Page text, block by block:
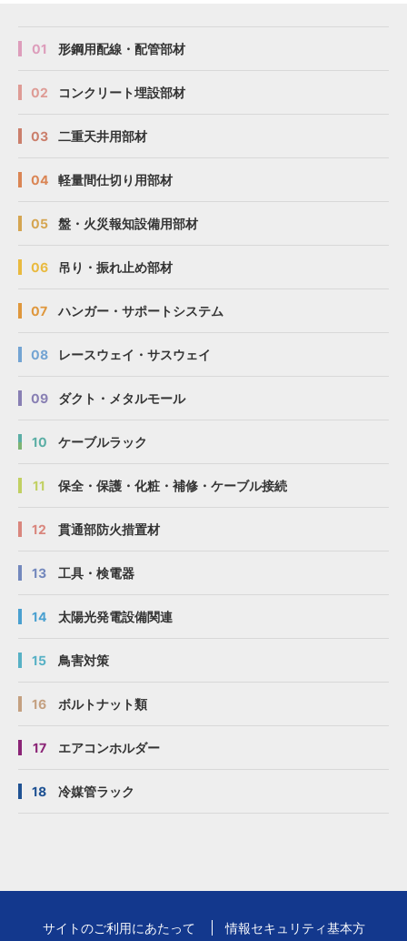
01 形鋼用配線・配管部材
02 コンクリート埋設部材
03 二重天井用部材
04 軽量間仕切り用部材
05 盤・火災報知設備用部材
06 吊り・振れ止め部材
07 ハンガー・サポートシステム
08 レースウェイ・サスウェイ
09 ダクト・メタルモール
10 ケーブルラック
11 保全・保護・化粧・補修・ケーブル接続
12 貫通部防火措置材
13 工具・検電器
14 太陽光発電設備関連
15 鳥害対策
16 ボルトナット類
17 エアコンホルダー
18 冷媒管ラック
サイトのご利用にあたって 情報セキュリティ基本方